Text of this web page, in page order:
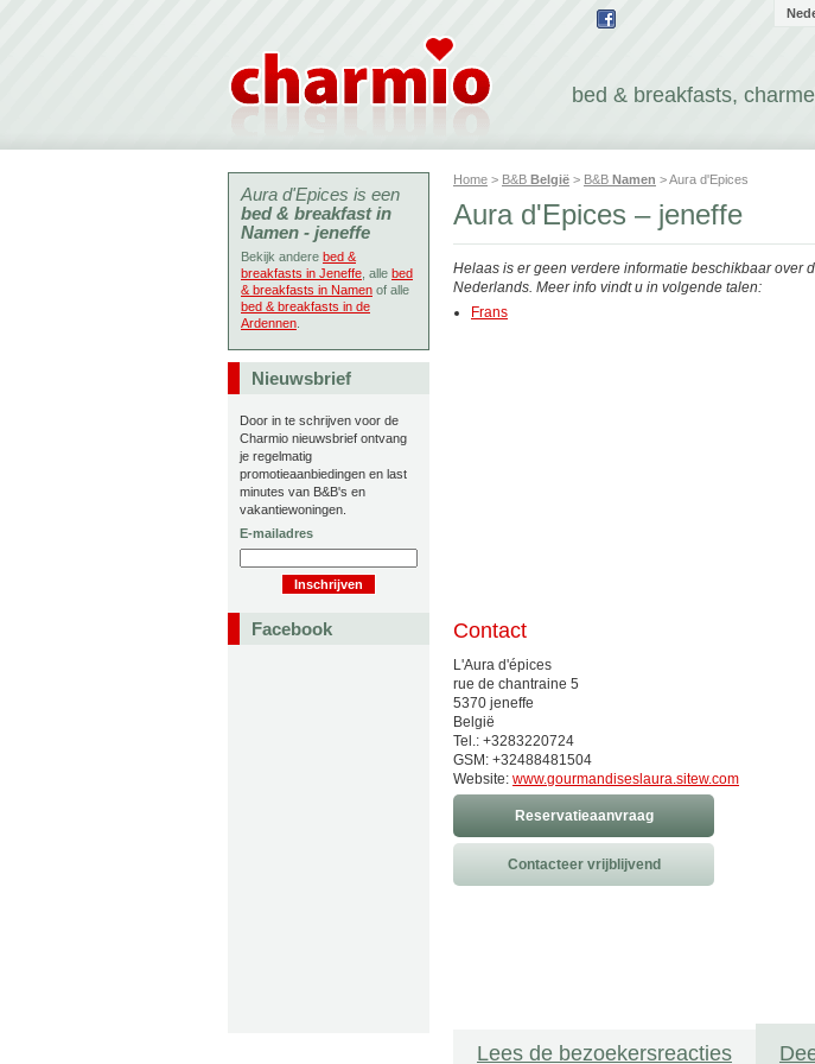
bed & breakfasts,
Home > B&B België > B&B Namen > Aura d'Epices
Aura d'Epices – jeneffe
Helaas is er geen verdere informatie beschikbaar over
Nederlands. Meer info vindt u in volgende talen:
Frans
Contact
L'Aura d'épices
rue de chantraine 5
5370 jeneffe
België
Tel.: +3283220724
GSM: +32488481504
Website: www.gourmandiseslaura.sitew.com
Reservatieaanvraag
Contacteer vrijblijvend
Lees de bezoekersreacties
Aura d'Epices is een
bed & breakfast in
Namen - jeneffe
Bekijk andere bed &
breakfasts in Jeneffe , alle bed
& breakfasts in Namen of alle
bed & breakfasts in de
Ardennen
Nieuwsbrief
Door in te schrijven voor de
Charmio nieuwsbrief ontvang
je regelmatig
promotieaanbiedingen en last
minutes van B&B's en
vakantiewoningen.
E-mailadres
Facebook